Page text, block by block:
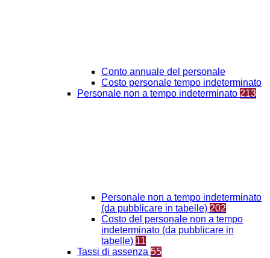
Conto annuale del personale
Costo personale tempo indeterminato
Personale non a tempo indeterminato 213
Personale non a tempo indeterminato
(da pubblicare in tabelle) 202
Costo del personale non a tempo
indeterminato (da pubblicare in
tabelle) 11
Tassi di assenza 55